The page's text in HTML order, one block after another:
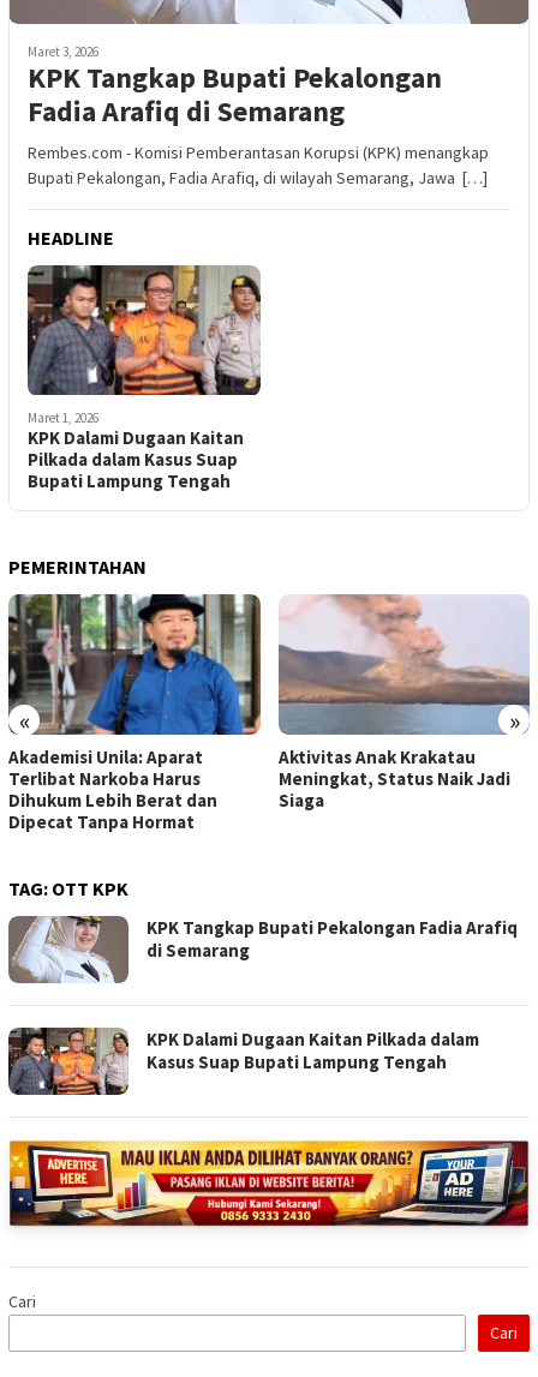
Maret 3, 2026
KPK Tangkap Bupati Pekalongan
Fadia Arafiq di Semarang
Rembes.com - Komisi Pemberantasan Korupsi (KPK) menangkap
Bupati Pekalongan, Fadia Arafiq, di wilayah Semarang, Jawa […]
HEADLINE
Maret 1, 2026
KPK Dalami Dugaan Kaitan
Pilkada dalam Kasus Suap
Bupati Lampung Tengah
PEMERINTAHAN
« »
Akademisi Unila: Aparat
Terlibat Narkoba Harus
Dihukum Lebih Berat dan
Dipecat Tanpa Hormat
Aktivitas Anak Krakatau
Meningkat, Status Naik Jadi
Siaga
TAG: OTT KPK
KPK Tangkap Bupati Pekalongan Fadia Arafiq
di Semarang
KPK Dalami Dugaan Kaitan Pilkada dalam
Kasus Suap Bupati Lampung Tengah
Cari
Cari